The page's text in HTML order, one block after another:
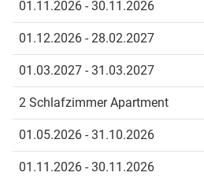
01.11.2026 - 30.11.2026
01.12.2026 - 28.02.2027
01.03.2027 - 31.03.2027
2 Schlafzimmer Apartment
01.05.2026 - 31.10.2026
01.11.2026 - 30.11.2026